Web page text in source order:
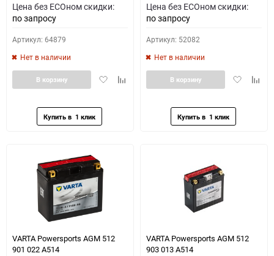
Цена без ECOном скидки:
по запросу
Артикул: 64879
Нет в наличии
ДобавитьДобавить
В корзину
Цена без ECOном скидки:
по запросу
Артикул: 52082
Нет в наличии
Добавить
В корзину
VARTA Powersports AGM 512
901 022 A514
VARTA Powersports AGM 512
903 013 A514